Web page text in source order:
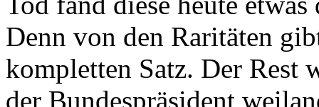
Denn von den Raritäten
kompletten Satz. Der Rest
der Bundespräsident